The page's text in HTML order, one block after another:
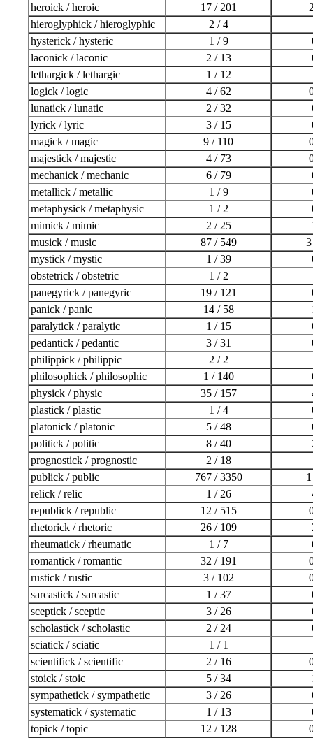
heroick / heroic
17 / 201
hieroglyphick / hieroglyphic
2 / 4
hysterick / hysteric
1 / 9
laconick / laconic
2 / 13
lethargick / lethargic
1 / 12
logick / logic
4 / 62
lunatick / lunatic
2 / 32
lyrick / lyric
3 / 15
magick / magic
9 / 110
majestick / majestic
4 / 73
mechanick / mechanic
6 / 79
metallick / metallic
1 / 9
metaphysick / metaphysic
1 / 2
mimick / mimic
2 / 25
musick / music
87 / 549
mystick / mystic
1 / 39
obstetrick / obstetric
1 / 2
panegyrick / panegyric
19 / 121
panick / panic
14 / 58
paralytick / paralytic
1 / 15
pedantick / pedantic
3 / 31
philippick / philippic
2 / 2
philosophick / philosophic
1 / 140
physick / physic
35 / 157
plastick / plastic
1 / 4
platonick / platonic
5 / 48
politick / politic
8 / 40
prognostick / prognostic
2 / 18
publick / public
767 / 3350
relick / relic
1 / 26
republick / republic
12 / 515
rhetorick / rhetoric
26 / 109
rheumatick / rheumatic
1 / 7
romantick / romantic
32 / 191
rustick / rustic
3 / 102
sarcastick / sarcastic
1 / 37
sceptick / sceptic
3 / 26
scholastick / scholastic
2 / 24
sciatick / sciatic
1 / 1
scientifick / scientific
2 / 16
stoick / stoic
5 / 34
sympathetick / sympathetic
3 / 26
systematick / systematic
1 / 13
topick / topic
12 / 128